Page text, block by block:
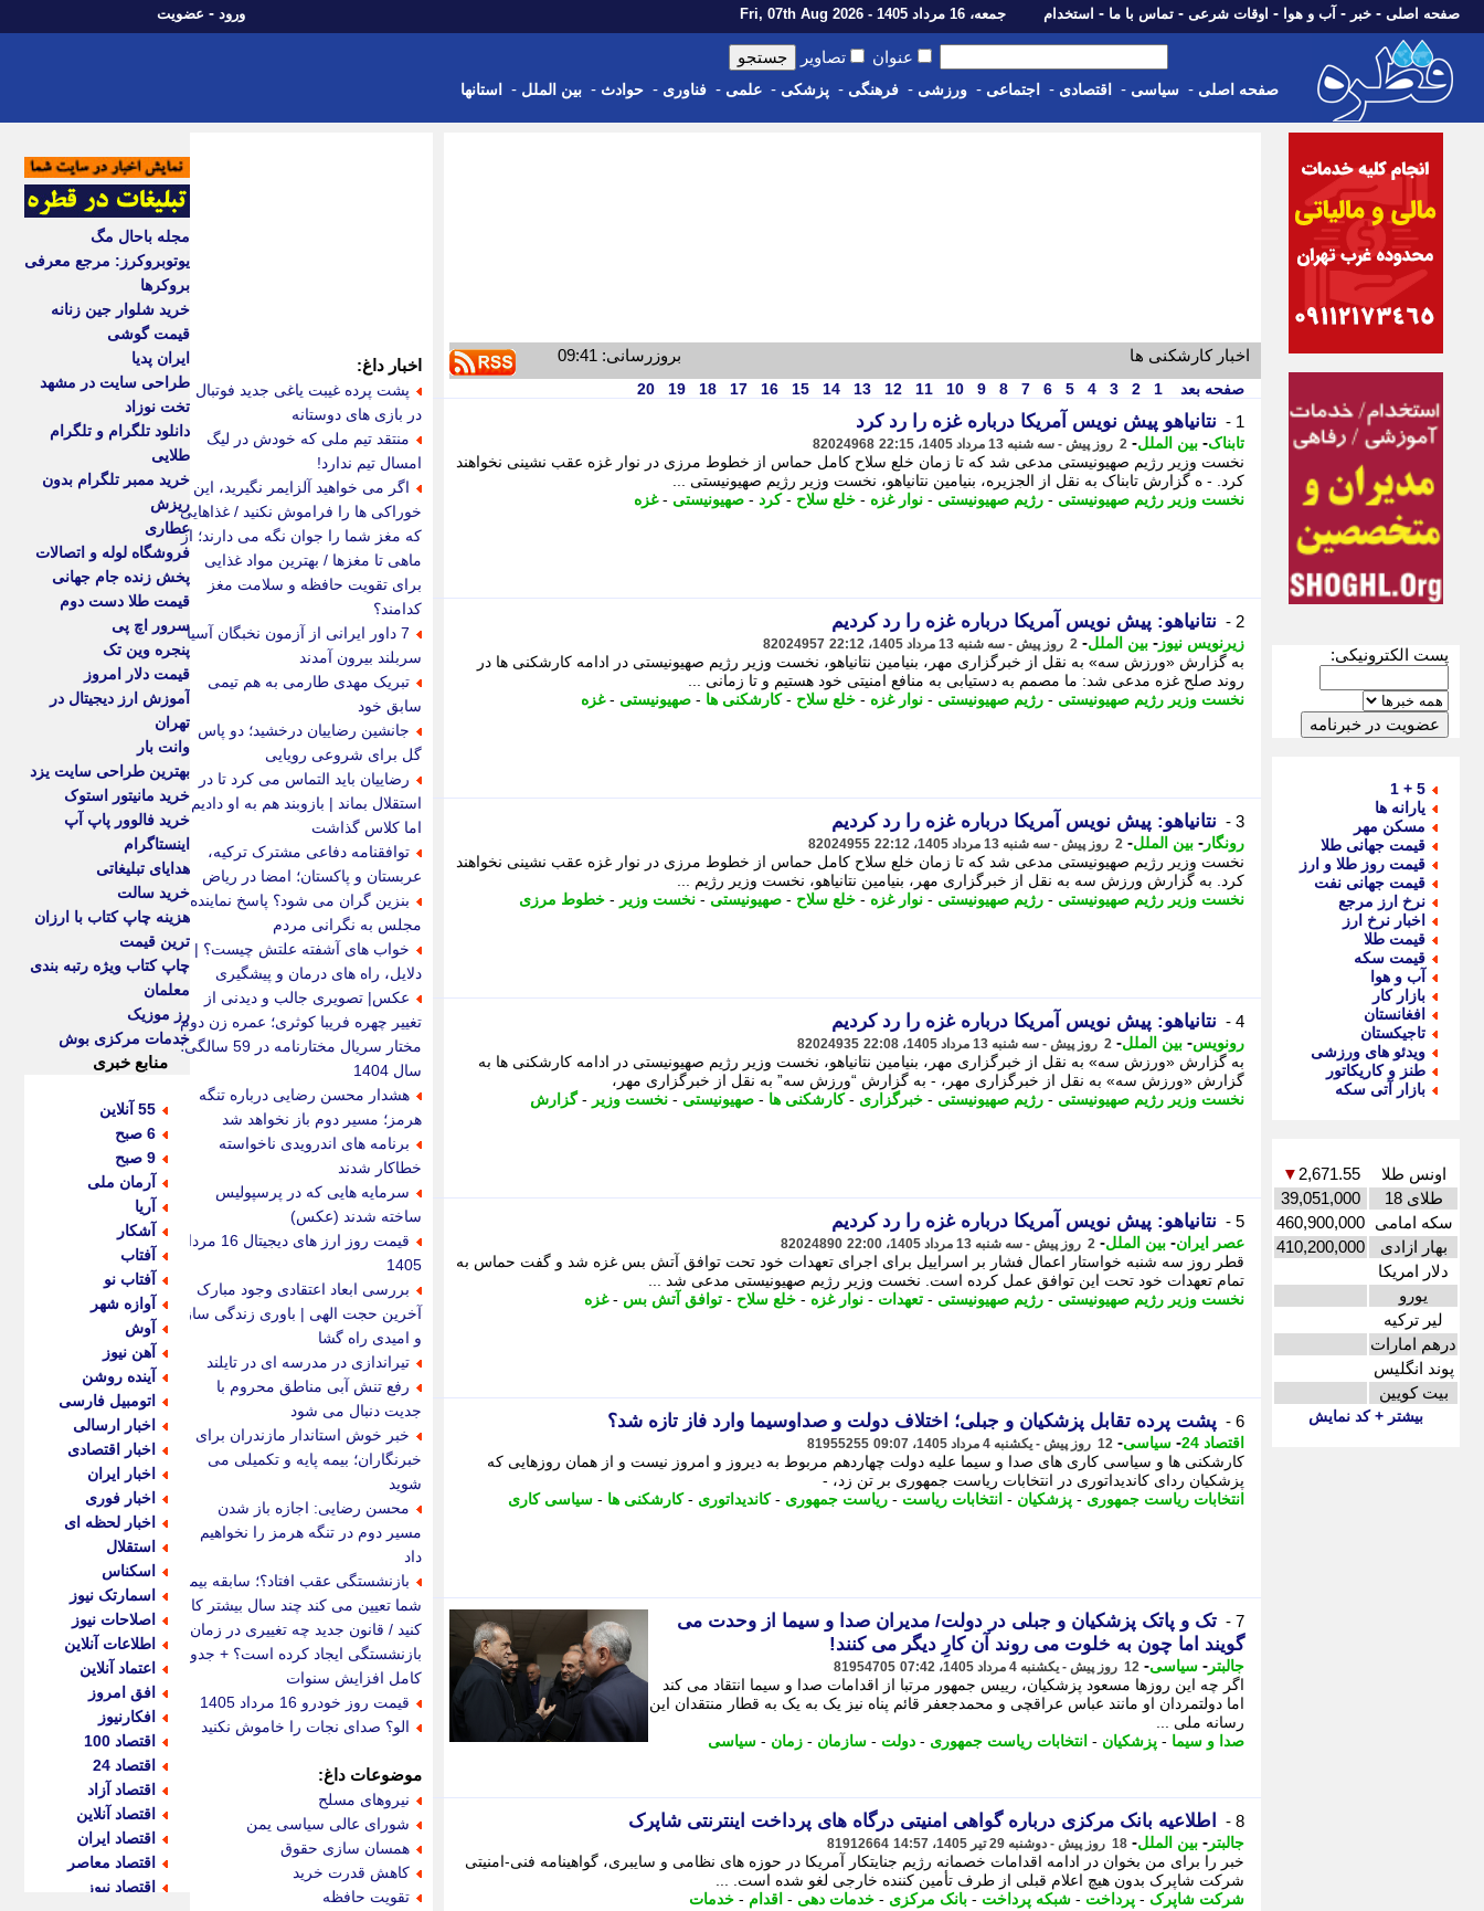
صفحه اصلی - خبر - آب و هوا - اوقات شرعی - تماس با ما - استخدام جمعه، 16 مرداد 1405 - Fri, 07th Aug 2026 ورود - عضویت
عنوان تصاویر
صفحه اصلی - سیاسی - اقتصادی - اجتماعی - ورزشی - فرهنگی - پزشکی - علمی - فناوری - حوادث - بین الملل - استانها
پست الکترونیکی:
5 + 1
یارانه ها
مسکن مهر
قیمت جهانی طلا
قیمت روز طلا و ارز
قیمت جهانی نفت
نرخ ارز مرجع
اخبار نرخ ارز
قیمت طلا
قیمت سکه
آب و هوا
بازار کار
افغانستان
تاجیکستان
ویدئو های ورزشی
طنز و کاریکاتور
بازار آتی سکه
اونس طلا 2,671.55
▼
طلای 18
39,051,000
سکه امامی 460,900,000
بهار ازادی
410,200,000
دلار امریکا
یورو
لیر ترکیه
درهم امارات
پوند انگلیس
بیت کویین
بیشتر + کد نمایش
اخبار کارشکنی ها بروزرسانی: 09:41
صفحه بعد 1
2
3
4
5
6
7
8
9
10
11
12
13
14
15
16
17
18
19
20
1 - نتانیاهو پیش نویس آمریکا درباره غزه را رد کرد
تابناک- بین الملل- 2 روز پیش - سه شنبه 13 مرداد 1405، 22:15 82024968
نخست وزیر رژیم صهیونیستی مدعی شد که تا زمان خلع سلاح کامل حماس از خطوط مرزی در نوار غزه عقب نشینی نخواهند
کرد. - ه گزارش تابناک به نقل از الجزیره، بنیامین نتانیاهو، نخست وزیر رژیم صهیونیستی ...
نخست وزیر رژیم صهیونیستی - رژیم صهیونیستی - نوار غزه - خلع سلاح -کرد - صهیونیستی -غزه
2 - نتانیاهو: پیش نویس آمریکا درباره غزه را رد کردیم
زیرنویس نیوز - بین الملل- 2 روز پیش - سه شنبه 13 مرداد 1405، 22:12 82024957
به گزارش «ورزش سه» به نقل از خبرگزاری مهر، بنیامین نتانیاهو، نخست وزیر رژیم صهیونیستی در ادامه کارشکنی ها در
روند صلح غزه مدعی شد: ما مصمم به دستیابی به منافع امنیتی خود هستیم و تا زمانی ...
نخست وزیر رژیم صهیونیستی - رژیم صهیونیستی - نوار غزه - خلع سلاح -کارشکنی ها - صهیونیستی -غزه
3 - نتانیاهو: پیش نویس آمریکا درباره غزه را رد کردیم
رونگار - بین الملل- 2 روز پیش - سه شنبه 13 مرداد 1405، 22:12 82024955
نخست وزیر رژیم صهیونیستی مدعی شد که تا زمان خلع سلاح کامل حماس از خطوط مرزی در نوار غزه عقب نشینی نخواهند
کرد. به گزارش ورزش سه به نقل از خبرگزاری مهر، بنیامین نتانیاهو، نخست وزیر رژیم ...
نخست وزیر رژیم صهیونیستی - رژیم صهیونیستی - نوار غزه - خلع سلاح - صهیونیستی - نخست وزیر - خطوط مرزی
4 - نتانیاهو: پیش نویس آمریکا درباره غزه را رد کردیم
رونویس- بین الملل- 2 روز پیش - سه شنبه 13 مرداد 1405، 22:08 82024935
به گزارش «ورزش سه» به نقل از خبرگزاری مهر، بنیامین نتانیاهو، نخست وزیر رژیم صهیونیستی در ادامه کارشکنی ها به
گزارش «ورزش سه» به نقل از خبرگزاری مهر، - به گزارش “ورزش سه” به نقل از خبرگزاری مهر،
نخست وزیر رژیم صهیونیستی - رژیم صهیونیستی - خبرگزاری -کارشکنی ها - صهیونیستی - نخست وزیر -گزارش
5 - نتانیاهو: پیش نویس آمریکا درباره غزه را رد کردیم
عصر ایران- بین الملل- 2 روز پیش - سه شنبه 13 مرداد 1405، 22:00 82024890
قطر روز سه شنبه خواستار اعمال فشار بر اسراییل برای اجرای تعهدات خود تحت توافق آتش بس غزه شد و گفت حماس به
تمام تعهدات خود تحت این توافق عمل کرده است. نخست وزیر رژیم صهیونیستی مدعی شد ...
نخست وزیر رژیم صهیونیستی - رژیم صهیونیستی - تعهدات - نوار غزه - خلع سلاح - توافق آتش بس -غزه
6 - پشت پرده تقابل پزشکیان و جبلی؛ اختلاف دولت و صداوسیما وارد فاز تازه شد؟
اقتصاد 24 - سیاسی- 12 روز پیش - یکشنبه 4 مرداد 1405، 09:07 81955255
کارشکنی ها و سیاسی کاری های صدا و سیما علیه دولت چهاردهم مربوط به دیروز و امروز نیست و از همان روزهایی که
پزشکیان ردای کاندیداتوری در انتخابات ریاست جمهوری بر تن زد، -
انتخابات ریاست جمهوری - پزشکیان - انتخابات ریاست - ریاست جمهوری -کاندیداتوری -کارشکنی ها - سیاسی کاری
7 -
تک و پاتک پزشکیان و جبلی در دولت/ مدیران صدا و سیما از وحدت می
گویند اما چون به خلوت می روند آن کارِ دیگر می کنند!
جالبتر - سیاسی- 12 روز پیش - یکشنبه 4 مرداد 1405، 07:42 81954705
اگر چه این روزها مسعود پزشکیان، رییس جمهور مرتبا از اقدامات صدا و سیما انتقاد می کند
اما دولتمردان او مانند عباس عراقچی و محمدجعفر قائم پناه نیز یک به یک به قطار منتقدان این
رسانه ملی ...
صدا و سیما - پزشکیان - انتخابات ریاست جمهوری - دولت - سازمان - زمان - سیاسی
8 - اطلاعیه بانک مرکزی درباره گواهی امنیتی درگاه های پرداخت اینترنتی شاپرک
جالبتر - بین الملل- 18 روز پیش - دوشنبه 29 تیر 1405، 14:57 81912664
خبر را برای من بخوان در ادامه اقدامات خصمانه رژیم جنایتکار آمریکا در حوزه های نظامی و سایبری، گواهینامه فنی-امنیتی
شرکت شاپرک بدون هیچ اعلام قبلی از طرف تأمین کننده خارجی لغو شده است. ...
شرکت شاپرک - پرداخت - شبکه پرداخت - بانک مرکزی - خدمات دهی - اقدام - خدمات
اخبار داغ:
پشت پرده غیبت یاغی جدید فوتبال
در بازی های دوستانه
منتقد تیم ملی که خودش در لیگ
امسال تیم ندارد!
اگر می خواهید آلزایمر نگیرید، این
خوراکی ها را فراموش نکنید / غذاهایی
که مغز شما را جوان نگه می دارند؛ از
ماهی تا مغزها / بهترین مواد غذایی
برای تقویت حافظه و سلامت مغز
کدامند؟
7 داور ایرانی از آزمون نخبگان آسیا
سربلند بیرون آمدند
تبریک مهدی طارمی به هم تیمی
سابق خود
جانشین رضاییان درخشید؛ دو پاس
گل برای شروعی رویایی
رضاییان باید التماس می کرد تا در
استقلال بماند | بازوبند هم به او دادیم
اما کلاس گذاشت
توافقنامه دفاعی مشترک ترکیه،
عربستان و پاکستان؛ امضا در ریاض
بنزین گران می شود؟ پاسخ نماینده
مجلس به نگرانی مردم
خواب های آشفته علتش چیست؟ |
دلایل، راه های درمان و پیشگیری
عکس| تصویری جالب و دیدنی از
تغییر چهره فریبا کوثری؛ عمره زن دوم
مختار سریال مختارنامه در 59 سالگی؛
سال 1404
هشدار محسن رضایی درباره تنگه
هرمز؛ مسیر دوم باز نخواهد شد
برنامه های اندرویدی ناخواسته
خطاکار شدند
سرمایه هایی که در پرسپولیس
ساخته شدند (عکس)
قیمت روز ارز های دیجیتال 16 مرداد
1405
بررسی ابعاد اعتقادی وجود مبارک
آخرین حجت الهی | باوری زندگی ساز
و امیدی راه گشا
تیراندازی در مدرسه ای در تایلند
رفع تنش آبی مناطق محروم با
جدیت دنبال می شود
خبر خوش استاندار مازندران برای
خبرنگاران؛ بیمه پایه و تکمیلی می
شوید
محسن رضایی: اجازه باز شدن
مسیر دوم در تنگه هرمز را نخواهیم
داد
بازنشستگی عقب افتاد؟؛ سابقه بیمه
شما تعیین می کند چند سال بیشتر کار
کنید / قانون جدید چه تغییری در زمان
بازنشستگی ایجاد کرده است؟ + جدول
کامل افزایش سنوات
قیمت روز خودرو 16 مرداد 1405
الو؟ صدای نجات را خاموش نکنید
موضوعات داغ:
نیروهای مسلح
شورای عالی سیاسی یمن
همسان سازی حقوق
کاهش قدرت خرید
تقویت حافظه
مجله باحال مگ
یوتوبروکرز: مرجع معرفی
بروکرها
خرید شلوار جین زنانه
قیمت گوشی
ایران پدیا
طراحی سایت در مشهد
تخت نوزاد
دانلود تلگرام و تلگرام
طلایی
خرید ممبر تلگرام بدون
ریزش
عطاری
فروشگاه لوله و اتصالات
پخش زنده جام جهانی
قیمت طلا دست دوم
سرور اچ پی
پنجره وین تک
قیمت دلار امروز
آموزش ارز دیجیتال در
تهران
وانت بار
بهترین طراحی سایت یزد
خرید مانیتور استوک
خرید فالوور پاپ آپ
اینستاگرام
هدایای تبلیغاتی
خرید سالت
هزینه چاپ کتاب با ارزان
ترین قیمت
چاپ کتاب ویژه رتبه بندی
معلمان
رز موزیک
خدمات مرکزی بوش
منابع خبری
55 آنلاین
6 صبح
9 صبح
آرمان ملی
آریا
آشکار
آفتاب
آفتاب نو
آوازه شهر
آوش
آهن نیوز
آینده روشن
اتومبیل فارسی
اخبار ارسالی
اخبار اقتصادی
اخبار ایران
اخبار فوری
اخبار لحظه ای
استقلال
اسکناس
اسمارتک نیوز
اصلاحات نیوز
اطلاعات آنلاین
اعتماد آنلاین
افق امروز
افکارنیوز
اقتصاد 100
اقتصاد 24
اقتصاد آزاد
اقتصاد آنلاین
اقتصاد ایران
اقتصاد معاصر
اقتصاد نیوز